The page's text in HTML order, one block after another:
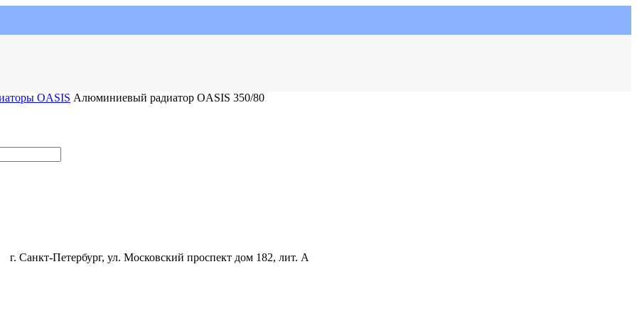
г. Санкт-Петербург, ул. Московский проспект дом 182, лит. А
OASIS Алюминиевый радиатор OASIS 350/80